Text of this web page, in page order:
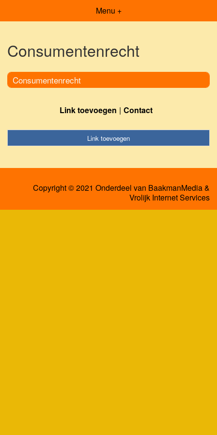
Menu +
Consumentenrecht
Consumentenrecht
Link toevoegen Contact
Link toevoegen
Copyright © 2021 Onderdeel van BaakmanMedia&
Vrolijk Internet Services